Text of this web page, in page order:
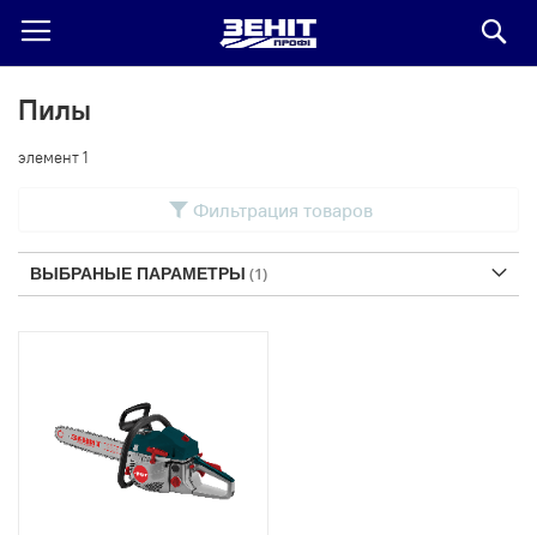
Пилы
элемент1
Фильтрация товаров
ВЫБРАНЫЕ ПАРАМЕТРЫ